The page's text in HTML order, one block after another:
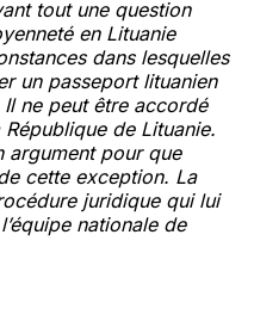
tout une question
en Lituanie
dans lesquelles
un passeport lituanien
ne peut être accordé
de Lituanie.
argument pour que
cette exception. La
juridique qui lui
nationale de